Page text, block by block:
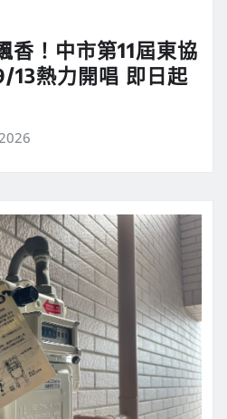
香！中市第11屆東協
13熱力開唱 即日起